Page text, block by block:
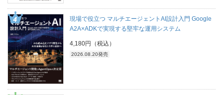
現場で役立つ マルチエージェントAI設計入門 Google
A2A×ADKで実現する堅牢な運用システム
4,180円（税込）
2026.08.20発売